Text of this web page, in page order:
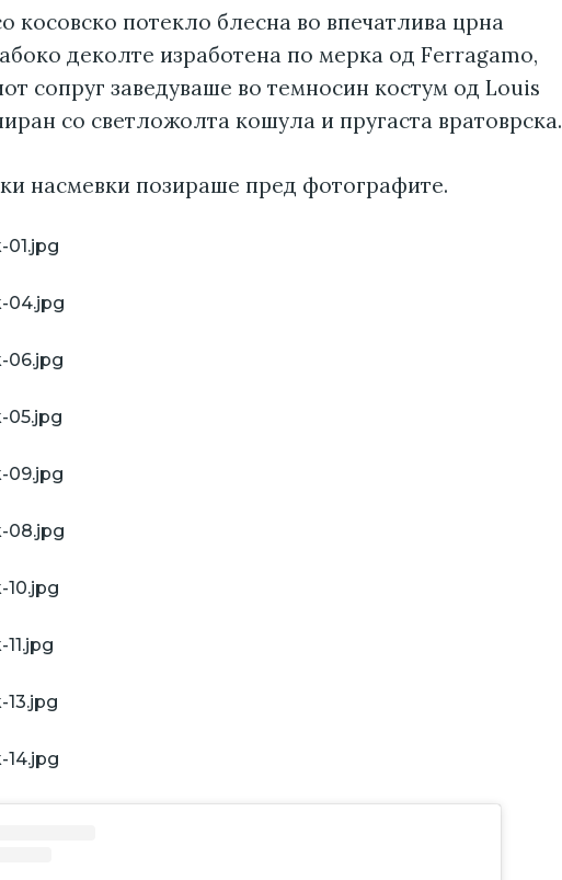
косовско потекло блесна во впечатлива црна
деколте изработена по мерка од Ferragamo,
сопруг заведуваше во темносин костум од Louis
со светложолта кошула и пругаста вратоврска.
насмевки позираше пред фотографите.